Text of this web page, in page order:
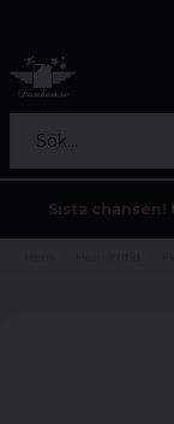
Sök...
Sista